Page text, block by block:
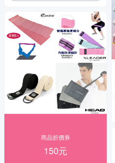
商品折價券
150元